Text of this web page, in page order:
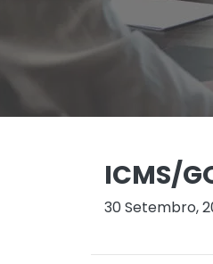
ICMS/
30 Setembro,